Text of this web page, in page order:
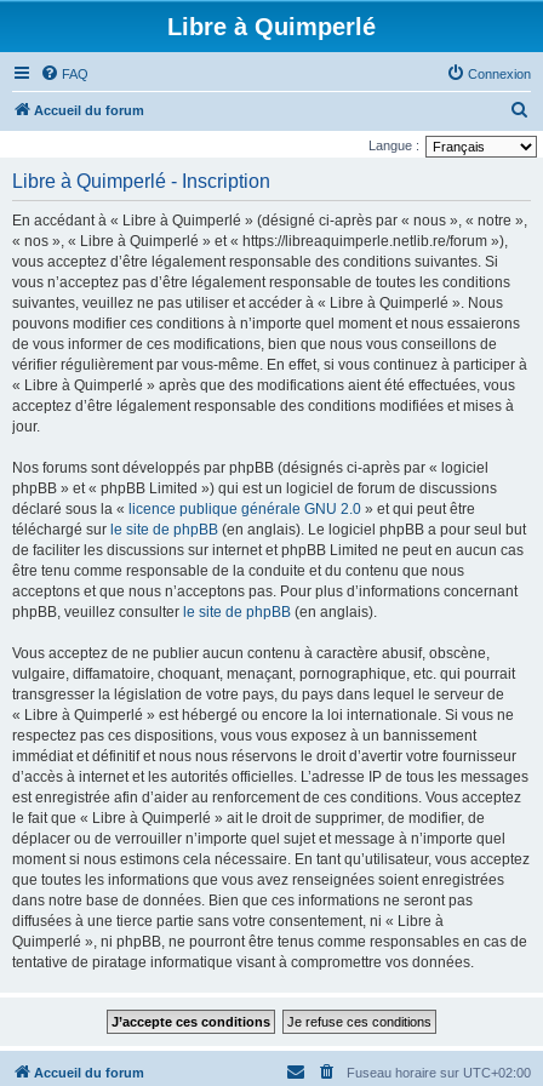
Libre à Quimperlé
FAQ Connexion
Accueil du forum
e
Langue :
Libre à Quimperlé - Inscription
En accédant à « Libre à Quimperlé » (désigné ci-après par « nous », « notre »,
« nos », « Libre à Quimperlé » et « https://libreaquimperle.netlib.re/forum »),
vous acceptez d’être légalement responsable des conditions suivantes. Si
vous n’acceptez pas d’être légalement responsable de toutes les conditions
suivantes, veuillez ne pas utiliser et accéder à « Libre à Quimperlé ». Nous
pouvons modifier ces conditions à n’importe quel moment et nous essaierons
de vous informer de ces modifications, bien que nous vous conseillons de
vérifier régulièrement par vous-même. En effet, si vous continuez à participer à
« Libre à Quimperlé » après que des modifications aient été effectuées, vous
acceptez d’être légalement responsable des conditions modifiées et mises à
jour.
Nos forums sont développés par phpBB (désignés ci-après par « logiciel
phpBB » et « phpBB Limited ») qui est un logiciel de forum de discussions
déclaré sous la « licence publique générale GNU 2.0 » et qui peut être
téléchargé sur le site de phpBB (en anglais). Le logiciel phpBB a pour seul but
de faciliter les discussions sur internet et phpBB Limited ne peut en aucun cas
être tenu comme responsable de la conduite et du contenu que nous
acceptons et que nous n’acceptons pas. Pour plus d’informations concernant
phpBB, veuillez consulter le site de phpBB (en anglais).
Vous acceptez de ne publier aucun contenu à caractère abusif, obscène,
vulgaire, diffamatoire, choquant, menaçant, pornographique, etc. qui pourrait
transgresser la législation de votre pays, du pays dans lequel le serveur de
« Libre à Quimperlé » est hébergé ou encore la loi internationale. Si vous ne
respectez pas ces dispositions, vous vous exposez à un bannissement
immédiat et définitif et nous nous réservons le droit d’avertir votre fournisseur
d’accès à internet et les autorités officielles. L’adresse IP de tous les messages
est enregistrée afin d’aider au renforcement de ces conditions. Vous acceptez
le fait que « Libre à Quimperlé » ait le droit de supprimer, de modifier, de
déplacer ou de verrouiller n’importe quel sujet et message à n’importe quel
moment si nous estimons cela nécessaire. En tant qu’utilisateur, vous acceptez
que toutes les informations que vous avez renseignées soient enregistrées
dans notre base de données. Bien que ces informations ne seront pas
diffusées à une tierce partie sans votre consentement, ni « Libre à
Quimperlé », ni phpBB, ne pourront être tenus comme responsables en cas de
tentative de piratage informatique visant à compromettre vos données.
Accueil du forum Fuseau horaire sur UTC+02:00